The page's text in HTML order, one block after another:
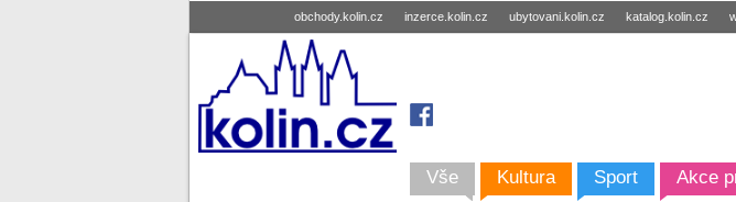
obchody.kolin.cz inzerce.kolin.cz ubytovani.kolin.cz katalog.kolin.cz
Vše Kultura Sport Akce